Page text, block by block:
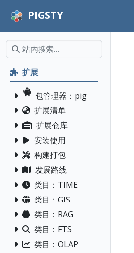
PIGSTY
扩展
包管理器：pig
扩展清单
扩展仓库
安装使用
构建打包
发展路线
类目：TIME
类目：GIS
类目：RAG
类目：FTS
类目：OLAP